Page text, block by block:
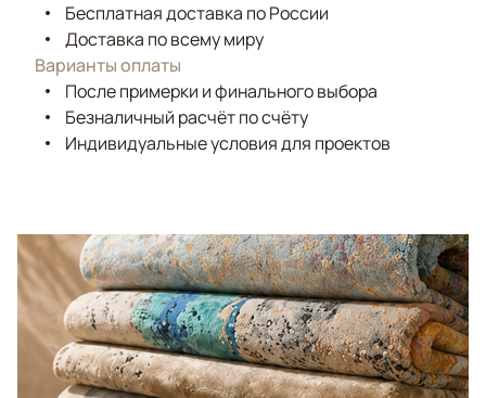
Бесплатная доставка по России
Доставка по всему миру
Варианты оплаты
После примерки и финального выбора
Безналичный расчёт по счёту
Индивидуальные условия для проектов